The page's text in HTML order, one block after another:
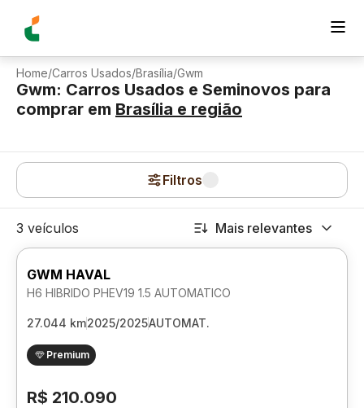
Home/Carros Usados/Brasília/Gwm
Gwm: Carros Usados e Seminovos para
comprar em Brasília e região
Filtros
3 veículos Mais relevantes
GWM HAVAL
H6 HIBRIDO PHEV19 1.5 AUTOMATICO
27.044 km2025/2025AUTOMAT.
Premium
R$ 210.090